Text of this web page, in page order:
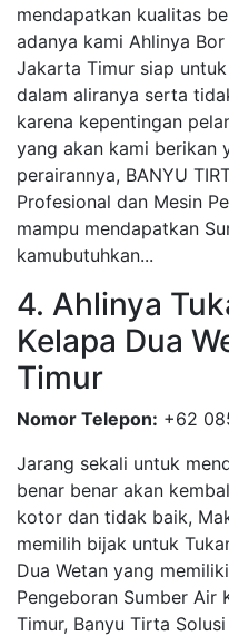
mendapatkan kualitas
adanya kami Ahlinya
Jakarta Timur siap
dalam aliranya serta
karena kepentingan
yang akan kami berikan
perairannya, BANYU
Profesional dan Mesin
mampu mendapatkan
kamubutuhkan...
4. Ahlinya
Kelapa Dua
Timur
Nomor Telepon: +62
Jarang sekali untuk
benar benar akan
kotor dan tidak baik,
memilih bijak untuk
Dua Wetan yang
Pengeboran Sumber Air
Timur, Banyu Tirta